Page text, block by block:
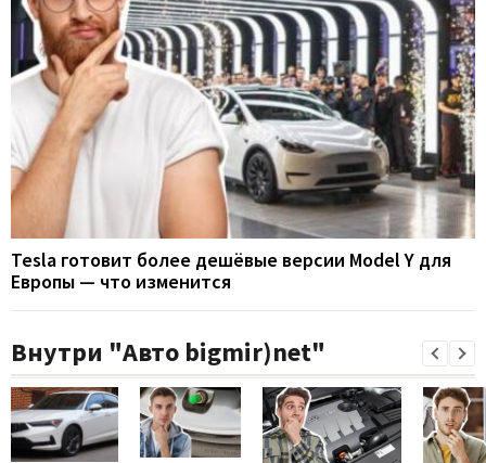
Tesla готовит более дешёвые версии Model Y для
Европы — что изменится
Внутри "Авто bigmir)net"